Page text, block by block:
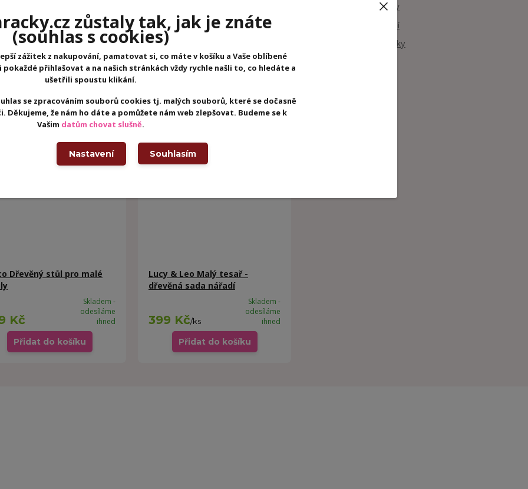
jemné motoriky dítěte.
výška 12 cm. Délka pilky 17 cm. Délka kladiva 16 cm. Délka šroubů 6
Dřevěné hračky
Hry na povolání
Motorické hračky
Dřevěný stůl pro malé
Kč
Skladem -
odesíláme
ihned
Přidat do košíku
Lucy & Leo Malý tesař -
dřevěná sada nářadí
399 Kč/ks
Skladem -
odesíláme
ihned
Přidat do košíku
zůstaly tak, jak je znáte
(souhlas s cookies)
zážitek z nakupování, pamatovat si, co máte v košíku a Vaše oblíbené
přihlašovat a na našich stránkách vždy rychle našli to, co hledáte a
ušetřili spoustu klikání.
se zpracováním souborů cookies tj. malých souborů, které se dočasně
Děkujeme, že nám ho dáte a pomůžete nám web zlepšovat. Budeme se k
Vašim datům chovat slušně.
Nastavení Souhlasím